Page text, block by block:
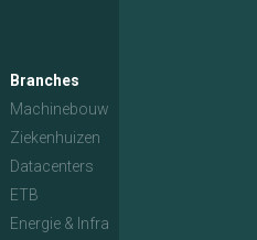
Branches
Machinebouw
Ziekenhuizen
Datacenters
ETB
Energie & Infra